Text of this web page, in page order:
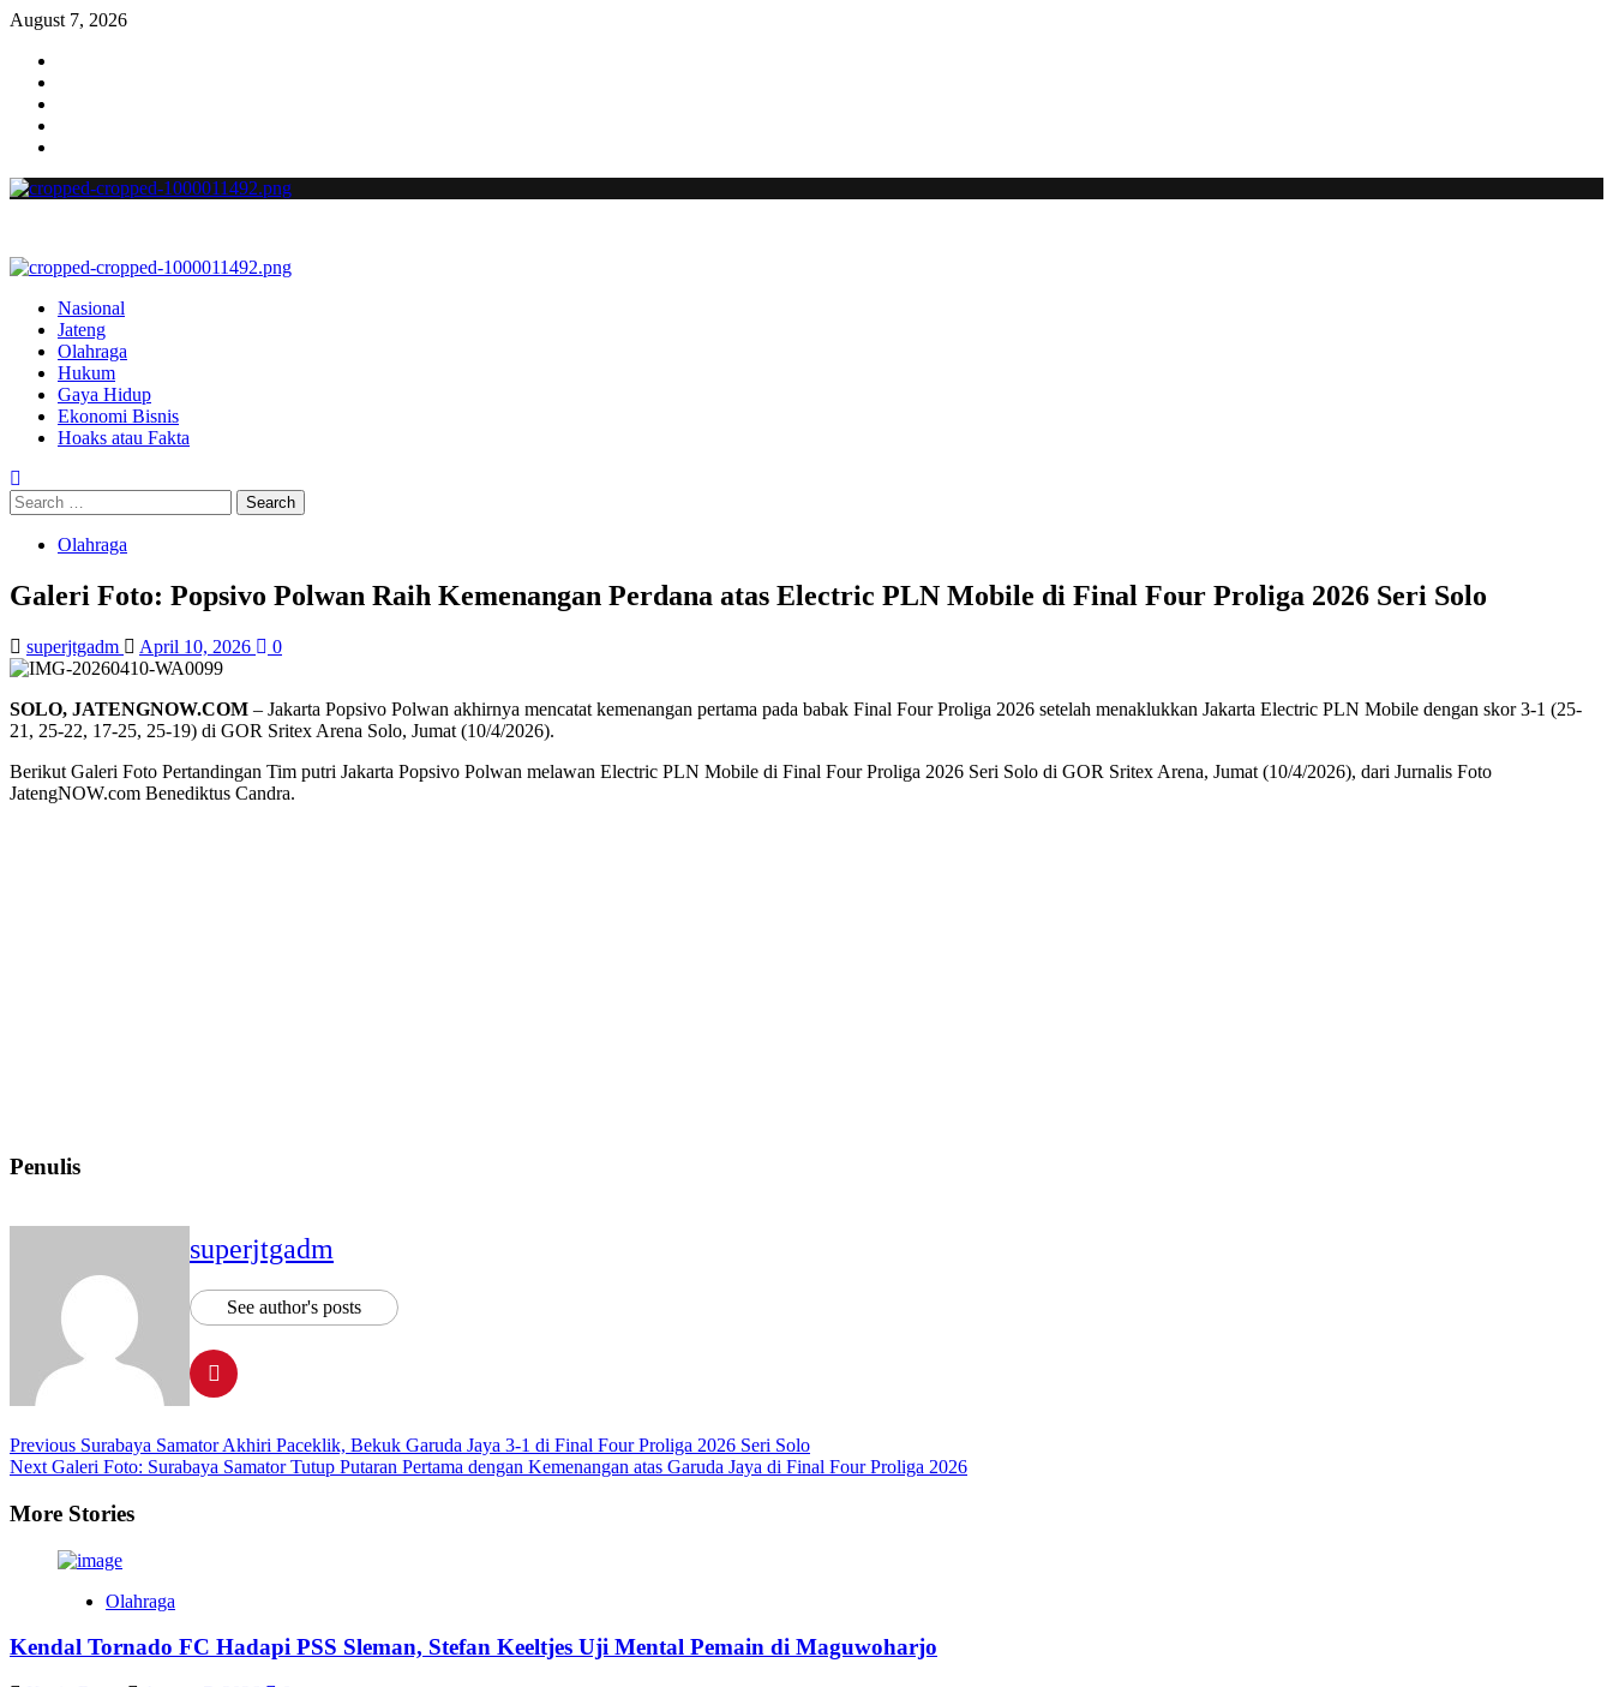
August 7, 2026
Nasional
Jateng
Olahraga
Hukum
Gaya Hidup
Ekonomi Bisnis
Hoaks atau Fakta
Olahraga
Galeri Foto: Popsivo Polwan Raih Kemenangan Perdana atas Electric PLN Mobile di Final Four Proliga 2026 Seri Solo
superjtgadm April 10, 2026 0
SOLO, JATENGNOW.COM – Jakarta Popsivo Polwan akhirnya mencatat kemenangan pertama pada babak Final Four Proliga 2026 setelah menaklukkan Jakarta Electric PLN Mobile dengan skor 3-1 (25-
21, 25-22, 17-25, 25-19) di GOR Sritex Arena Solo, Jumat (10/4/2026).
Berikut Galeri Foto Pertandingan Tim putri Jakarta Popsivo Polwan melawan Electric PLN Mobile di Final Four Proliga 2026 Seri Solo di GOR Sritex Arena, Jumat (10/4/2026), dari Jurnalis Foto
JatengNOW.com Benediktus Candra.
Penulis
superjtgadm
See author's posts
Previous Surabaya Samator Akhiri Paceklik, Bekuk Garuda Jaya 3-1 di Final Four Proliga 2026 Seri Solo
Next Galeri Foto: Surabaya Samator Tutup Putaran Pertama dengan Kemenangan atas Garuda Jaya di Final Four Proliga 2026
More Stories
Olahraga
Kendal Tornado FC Hadapi PSS Sleman, Stefan Keeltjes Uji Mental Pemain di Maguwoharjo